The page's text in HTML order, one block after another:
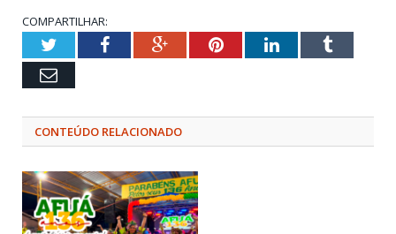
COMPARTILHAR:
TwitterFacebookGoogle+PinterestLinkedInTumblr
Email
CONTEÚDO RELACIONADO